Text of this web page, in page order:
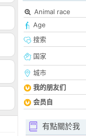
Animal race
Age
搜索
国家
城市
我的朋友们
会员自
有點關於我